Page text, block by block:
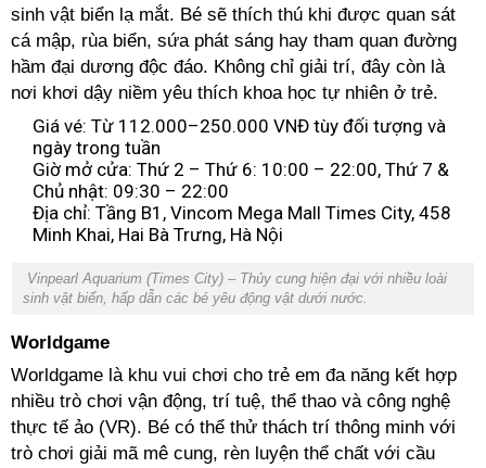
sinh vật biển lạ mắt. Bé sẽ thích thú khi được quan sát
cá mập, rùa biển, sứa phát sáng hay tham quan đường
hầm đại dương độc đáo. Không chỉ giải trí, đây còn là
nơi khơi dậy niềm yêu thích khoa học tự nhiên ở trẻ.
Giá vé: Từ 112.000–250.000 VNĐ tùy đối tượng và
ngày trong tuần
Giờ mở cửa: Thứ 2 – Thứ 6: 10:00 – 22:00, Thứ 7 &
Chủ nhật: 09:30 – 22:00
Địa chỉ: Tầng B1, Vincom Mega Mall Times City, 458
Minh Khai, Hai Bà Trưng, Hà Nội
Vinpearl Aquarium (Times City) – Thủy cung hiện đại với nhiều loài
sinh vật biển, hấp dẫn các bé yêu động vật dưới nước.
Worldgame
Worldgame là khu vui chơi cho trẻ em đa năng kết hợp
nhiều trò chơi vận động, trí tuệ, thể thao và công nghệ
thực tế ảo (VR). Bé có thể thử thách trí thông minh với
trò chơi giải mã mê cung, rèn luyện thể chất với cầu